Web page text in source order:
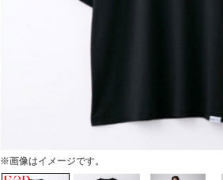
※画像はイメージです。